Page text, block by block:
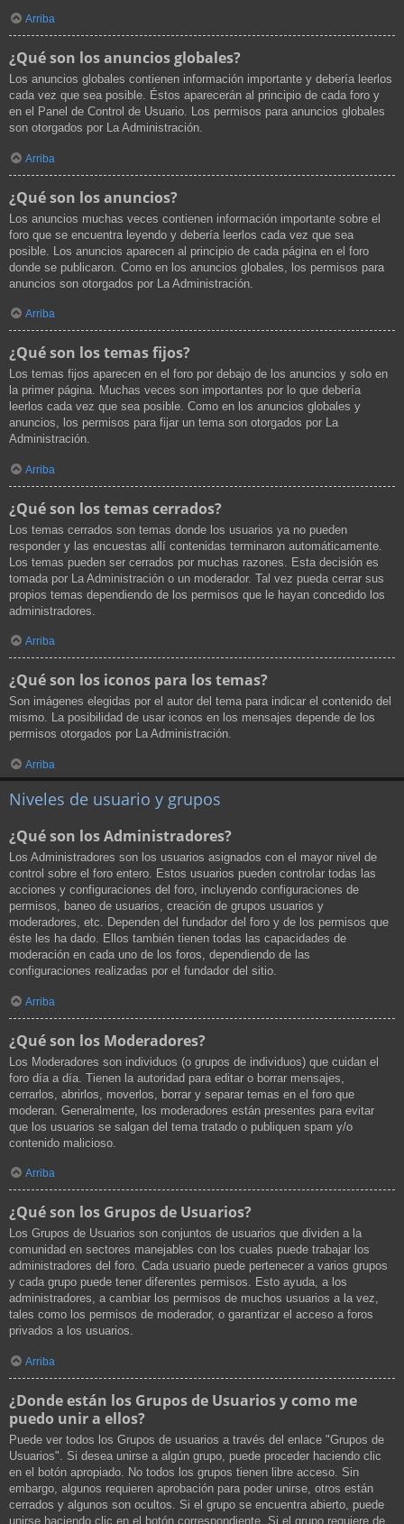
Arriba
¿Qué son los anuncios globales?
Los anuncios globales contienen información importante y debería leerlos
cada vez que sea posible. Éstos aparecerán al principio de cada foro y
en el Panel de Control de Usuario. Los permisos para anuncios globales
son otorgados por La Administración.
Arriba
¿Qué son los anuncios?
Los anuncios muchas veces contienen información importante sobre el
foro que se encuentra leyendo y debería leerlos cada vez que sea
posible. Los anuncios aparecen al principio de cada página en el foro
donde se publicaron. Como en los anuncios globales, los permisos para
anuncios son otorgados por La Administración.
Arriba
¿Qué son los temas fijos?
Los temas fijos aparecen en el foro por debajo de los anuncios y solo en
la primer página. Muchas veces son importantes por lo que debería
leerlos cada vez que sea posible. Como en los anuncios globales y
anuncios, los permisos para fijar un tema son otorgados por La
Administración.
Arriba
¿Qué son los temas cerrados?
Los temas cerrados son temas donde los usuarios ya no pueden
responder y las encuestas allí contenidas terminaron automáticamente.
Los temas pueden ser cerrados por muchas razones. Esta decisión es
tomada por La Administración o un moderador. Tal vez pueda cerrar sus
propios temas dependiendo de los permisos que le hayan concedido los
administradores.
Arriba
¿Qué son los iconos para los temas?
Son imágenes elegidas por el autor del tema para indicar el contenido del
mismo. La posibilidad de usar iconos en los mensajes depende de los
permisos otorgados por La Administración.
Arriba
Niveles de usuario y grupos
¿Qué son los Administradores?
Los Administradores son los usuarios asignados con el mayor nivel de
control sobre el foro entero. Estos usuarios pueden controlar todas las
acciones y configuraciones del foro, incluyendo configuraciones de
permisos, baneo de usuarios, creación de grupos usuarios y
moderadores, etc. Dependen del fundador del foro y de los permisos que
éste les ha dado. Ellos también tienen todas las capacidades de
moderación en cada uno de los foros, dependiendo de las
configuraciones realizadas por el fundador del sitio.
Arriba
¿Qué son los Moderadores?
Los Moderadores son individuos (o grupos de individuos) que cuidan el
foro día a día. Tienen la autoridad para editar o borrar mensajes,
cerrarlos, abrirlos, moverlos, borrar y separar temas en el foro que
moderan. Generalmente, los moderadores están presentes para evitar
que los usuarios se salgan del tema tratado o publiquen spam y/o
contenido malicioso.
Arriba
¿Qué son los Grupos de Usuarios?
Los Grupos de Usuarios son conjuntos de usuarios que dividen a la
comunidad en sectores manejables con los cuales puede trabajar los
administradores del foro. Cada usuario puede pertenecer a varios grupos
y cada grupo puede tener diferentes permisos. Esto ayuda, a los
administradores, a cambiar los permisos de muchos usuarios a la vez,
tales como los permisos de moderador, o garantizar el acceso a foros
privados a los usuarios.
Arriba
¿Donde están los Grupos de Usuarios y como me
puedo unir a ellos?
Puede ver todos los Grupos de usuarios a través del enlace "Grupos de
Usuarios". Si desea unirse a algún grupo, puede proceder haciendo clic
en el botón apropiado. No todos los grupos tienen libre acceso. Sin
embargo, algunos requieren aprobación para poder unirse, otros están
cerrados y algunos son ocultos. Si el grupo se encuentra abierto, puede
unirse haciendo clic en el botón correspondiente. Si el grupo requiere de